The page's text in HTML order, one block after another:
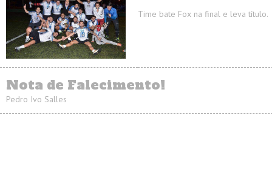
Time bate Fox na final e leva título.
Nota de Falecimento!
Pedro Ivo Salles